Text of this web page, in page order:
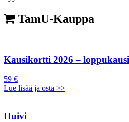
TamU-Kauppa
Kausikortti 2026 – loppukausi
59 €
Lue lisää ja osta >>
Huivi